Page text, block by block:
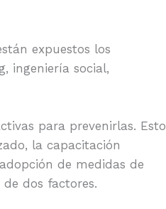
expuestos los
ingeniería social,
para prevenirlas. Esto
la capacitación
de medidas de
dos factores.